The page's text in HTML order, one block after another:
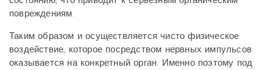
повреждениям.
Таким образом и осуществляется чисто физическое
воздействие, которое посредством нервных импульсов
оказывается на конкретный орган. Именно поэтому под